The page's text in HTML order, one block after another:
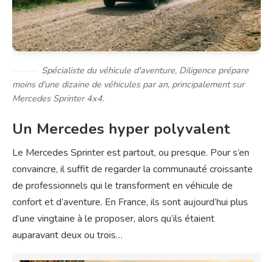
Spécialiste du véhicule d'aventure, Diligence prépare
moins d'une dizaine de véhicules par an, principalement sur
Mercedes Sprinter 4x4.
Un Mercedes hyper polyvalent
Le Mercedes Sprinter est partout, ou presque. Pour s’en
convaincre, il suffit de regarder la communauté croissante
de professionnels qui le transforment en véhicule de
confort et d’aventure. En France, ils sont aujourd’hui plus
d’une vingtaine à le proposer, alors qu’ils étaient
auparavant deux ou trois…